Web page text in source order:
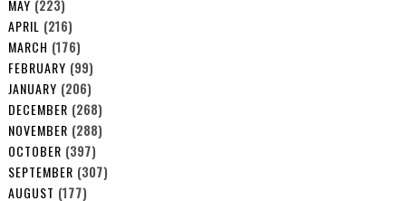
MAY (223)
APRIL (216)
MARCH (176)
FEBRUARY (99)
JANUARY (206)
DECEMBER (268)
NOVEMBER (288)
OCTOBER (397)
SEPTEMBER (307)
AUGUST (177)